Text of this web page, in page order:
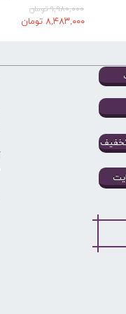
۹,۹۸۰,۰۰۰ تومان
۸,۴۸۳,۰۰۰ تومان